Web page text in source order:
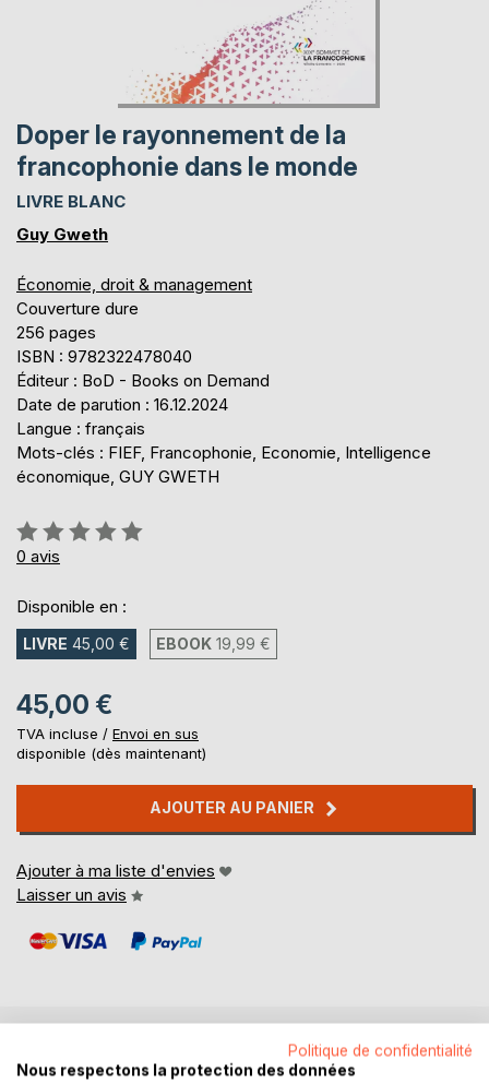
Doper le rayonnement de la
francophonie dans le monde
LIVRE BLANC
Guy Gweth
Économie, droit & management
Couverture dure
256 pages
ISBN : 9782322478040
Éditeur : BoD - Books on Demand
Date de parution : 16.12.2024
Langue : français
Mots-clés : FIEF, Francophonie, Economie, Intelligence
économique, GUY GWETH
Évaluation:
0%
0 avis
Disponible en :
LIVRE 45,00 € EBOOK 19,99 €
45,00 €
TVA incluse / Envoi en sus
disponible (dès maintenant)
AJOUTER AU PANIER
Ajouter à ma liste d'envies
Laisser un avis
DESCRIPTION
Politique de confidentialité
Nous respectons la protection des données